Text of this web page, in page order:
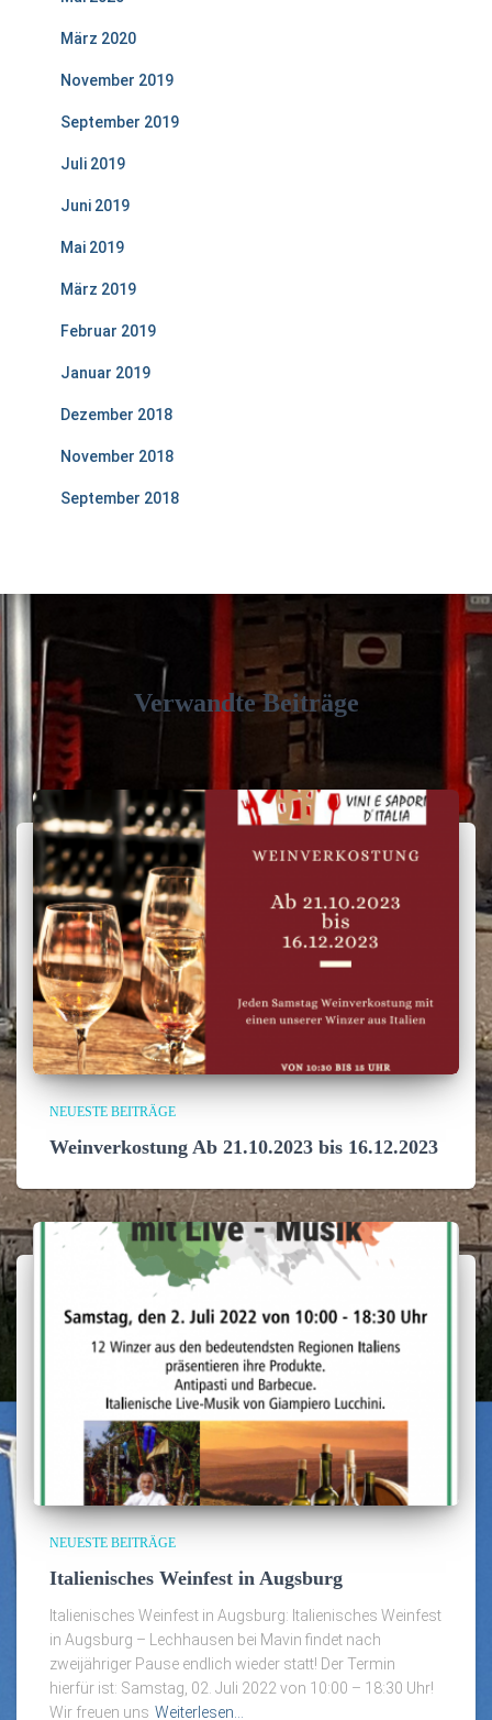
März 2020
November 2019
September 2019
Juli 2019
Juni 2019
Mai 2019
März 2019
Februar 2019
Januar 2019
Dezember 2018
November 2018
September 2018
Verwandte Beiträge
NEUESTE BEITRÄGE
Weinverkostung Ab 21.10.2023 bis 16.12.2023
NEUESTE BEITRÄGE
Italienisches Weinfest in Augsburg
Italienisches Weinfest in Augsburg: Italienisches Weinfest
in Augsburg – Lechhausen bei Mavin findet nach
zweijähriger Pause endlich wieder statt! Der Termin
hierfür ist: Samstag, 02. Juli 2022 von 10:00 – 18:30 Uhr!
Wir freuen uns Weiterlesen…